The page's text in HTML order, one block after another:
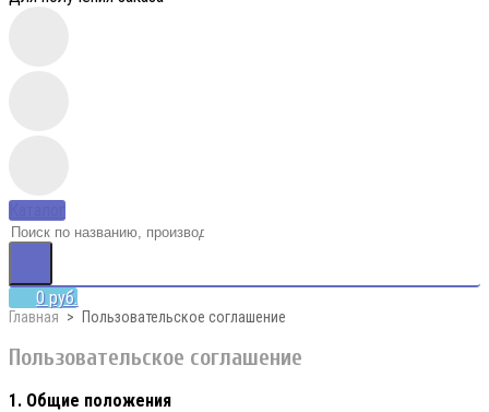
0 руб.
Главная Пользовательское соглашение
Пользовательское соглашение
1. Общие положения